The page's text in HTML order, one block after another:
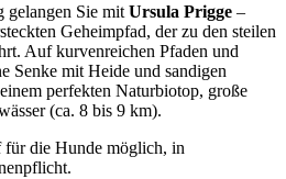
gelangen Sie mit Ursula Prigge –
Geheimpfad, der zu den steilen
Auf kurvenreichen Pfaden und
Senke mit Heide und sandigen
perfekten Naturbiotop, große
(ca. 8 bis 9 km).
die Hunde möglich, in